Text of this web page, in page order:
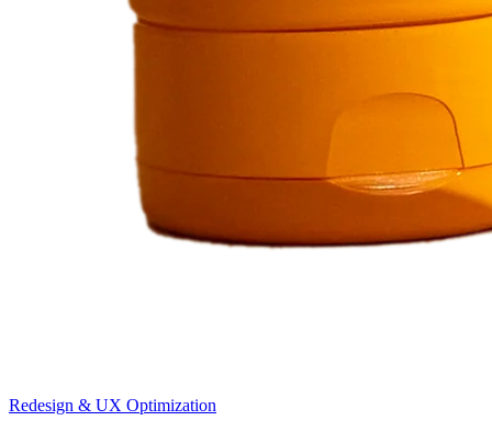
Redesign & UX Optimization